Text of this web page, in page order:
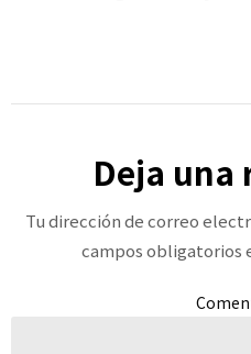
Deja una
Tu dirección de correo
campos obligatorios